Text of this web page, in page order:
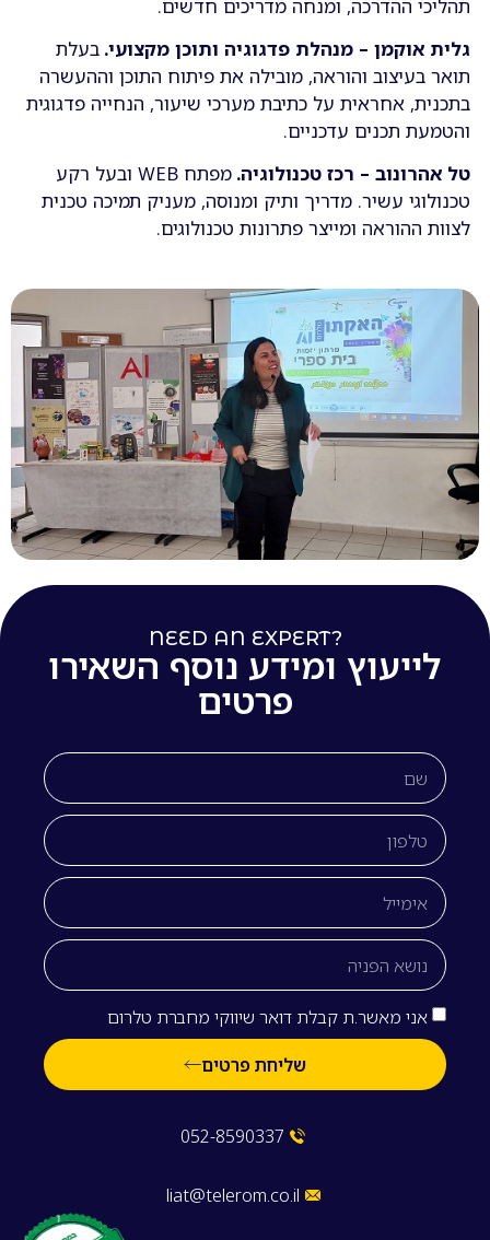
תהליכי ההדרכה, ומנחה מדריכים חדשים.
גלית אוקמן – מנהלת פדגוגיה ותוכן מקצועי. בעלת
תואר בעיצוב והוראה, מובילה את פיתוח התוכן וההעשרה
בתכנית, אחראית על כתיבת מערכי שיעור, הנחייה פדגוגית
והטמעת תכנים עדכניים.
טל אהרונוב – רכז טכנולוגיה.
מפתח WEB ובעל רקע
טכנולוגי עשיר. מדריך ותיק ומנוסה, מעניק תמיכה טכנית
לצוות ההוראה ומייצר פתרונות טכנולוגים.
NEED AN EXPERT?
לייעוץ ומידע נוסף השאירו
פרטים
אני מאשר.ת קבלת דואר שיווקי מחברת טלרום
שליחת פרטים
052-8590337
liat@telerom.co.il